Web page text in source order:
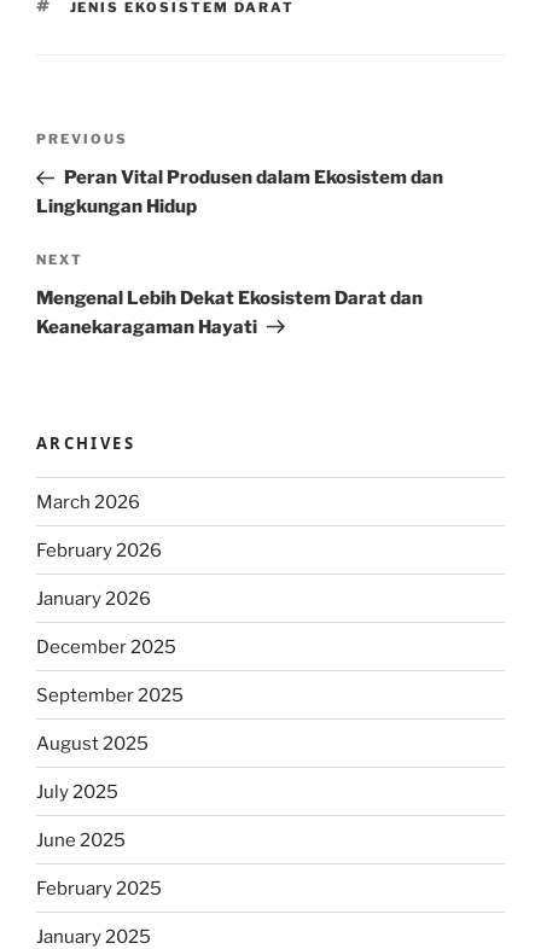
TAGS
JENIS EKOSISTEM DARAT
Previous
Post
PREVIOUS
Peran Vital Produsen dalam Ekosistem dan
Lingkungan Hidup
Next
Post
NEXT
Mengenal Lebih Dekat Ekosistem Darat dan
Keanekaragaman Hayati
ARCHIVES
March 2026
February 2026
January 2026
December 2025
September 2025
August 2025
July 2025
June 2025
February 2025
January 2025